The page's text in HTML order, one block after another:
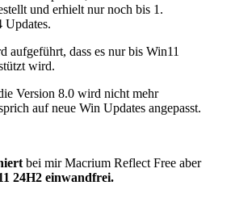
und erhielt nur noch bis 1.
Updates.
aufgeführt, dass es nur bis Win11
wird.
Version 8.0 wird nicht mehr
auf neue Win Updates angepasst.
bei mir Macrium Reflect Free aber
24H2 einwandfrei.